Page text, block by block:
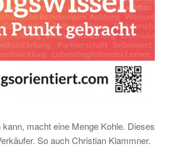
macht eine Menge Kohle. Dieses
So auch Christian Klammner.